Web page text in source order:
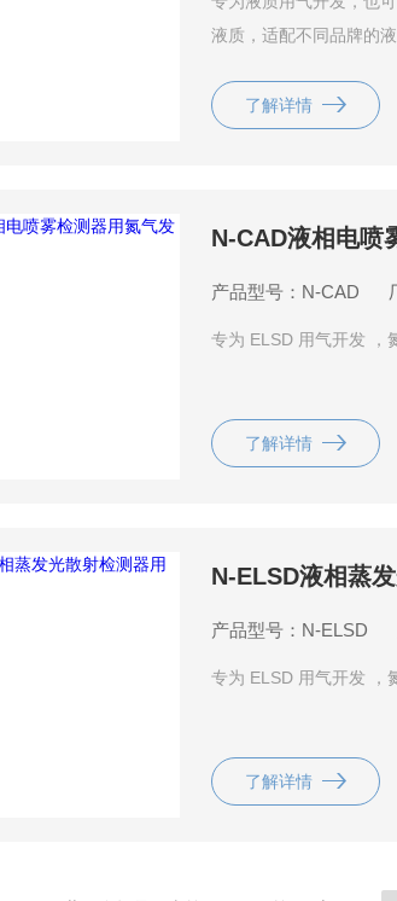
液质，适配不同品牌的
了解详情
N-CAD液相电喷
产品型号：N-CAD
专为 ELSD 用气开发 ，
了解详情
N-ELSD液相蒸
产品型号：N-ELSD
专为 ELSD 用气开发 ，
了解详情